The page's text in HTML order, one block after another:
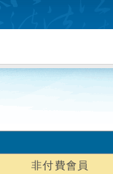
非付費會員